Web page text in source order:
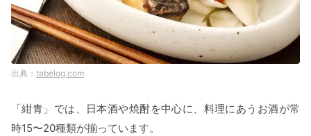
tabelog.com
「紺青」では、日本酒や焼酎を中心に、料理にあうお酒が常
時15〜20種類が揃っています。